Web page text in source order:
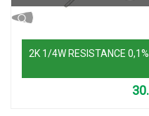
2K 1/4W RESISTANCE 0,1%